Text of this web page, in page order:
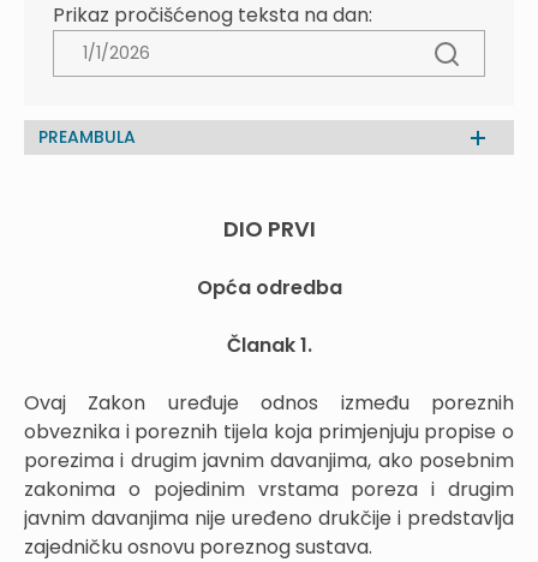
Prikaz pročišćenog teksta na dan:
PREAMBULA
DIO PRVI
Opća odredba
Članak 1.
Ovaj Zakon uređuje odnos između poreznih
obveznika i poreznih tijela koja primjenjuju propise o
porezima i drugim javnim davanjima, ako posebnim
zakonima o pojedinim vrstama poreza i drugim
javnim davanjima nije uređeno drukčije i predstavlja
zajedničku osnovu poreznog sustava.